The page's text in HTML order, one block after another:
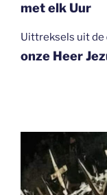
met elk Uur
Uittreksels uit de
onze Heer